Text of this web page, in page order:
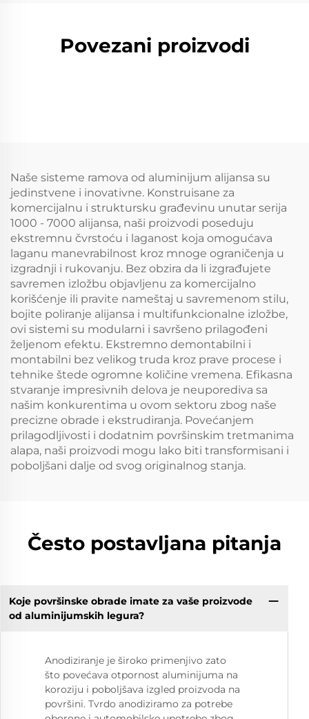
Povezani proizvodi
Naše sisteme ramova od aluminijum alijansa su
jedinstvene i inovativne. Konstruisane za
komercijalnu i struktursku građevinu unutar serija
1000 - 7000 alijansa, naši proizvodi poseduju
ekstremnu čvrstoću i laganost koja omogućava
laganu manevrabilnost kroz mnoge ograničenja u
izgradnji i rukovanju. Bez obzira da li izgrađujete
savremen izložbu objavljenu za komercijalno
korišćenje ili pravite nameštaj u savremenom stilu,
bojite poliranje alijansa i multifunkcionalne izložbe,
ovi sistemi su modularni i savršeno prilagođeni
željenom efektu. Ekstremno demontabilni i
montabilni bez velikog truda kroz prave procese i
tehnike štede ogromne količine vremena. Efikasna
stvaranje impresivnih delova je neuporediva sa
našim konkurentima u ovom sektoru zbog naše
precizne obrade i ekstrudiranja. Povećanjem
prilagodljivosti i dodatnim površinskim tretmanima
alapa, naši proizvodi mogu lako biti transformisani i
poboljšani dalje od svog originalnog stanja.
Često postavljana pitanja
Koje površinske obrade imate za vaše proizvode
od aluminijumskih legura?
Anodiziranje je široko primenjivo zato
što povećava otpornost aluminijuma na
koroziju i poboljšava izgled proizvoda na
površini. Tvrdo anodiziramo za potrebe